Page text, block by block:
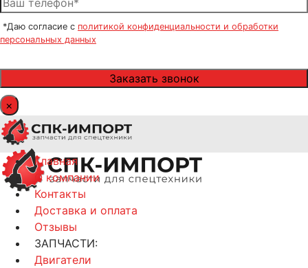
*Даю согласие с политикой конфиденциальности и обработки
персональных данных
×
Главная
О компании
Контакты
Доставка и оплата
Отзывы
ЗАПЧАСТИ:
Двигатели